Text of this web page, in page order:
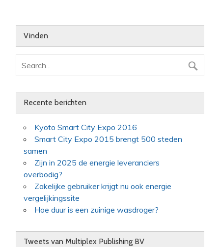
Vinden
Recente berichten
Kyoto Smart City Expo 2016
Smart City Expo 2015 brengt 500 steden
samen
Zijn in 2025 de energie leveranciers
overbodig?
Zakelijke gebruiker krijgt nu ook energie
vergelijkingssite
Hoe duur is een zuinige wasdroger?
Tweets van Multiplex Publishing BV